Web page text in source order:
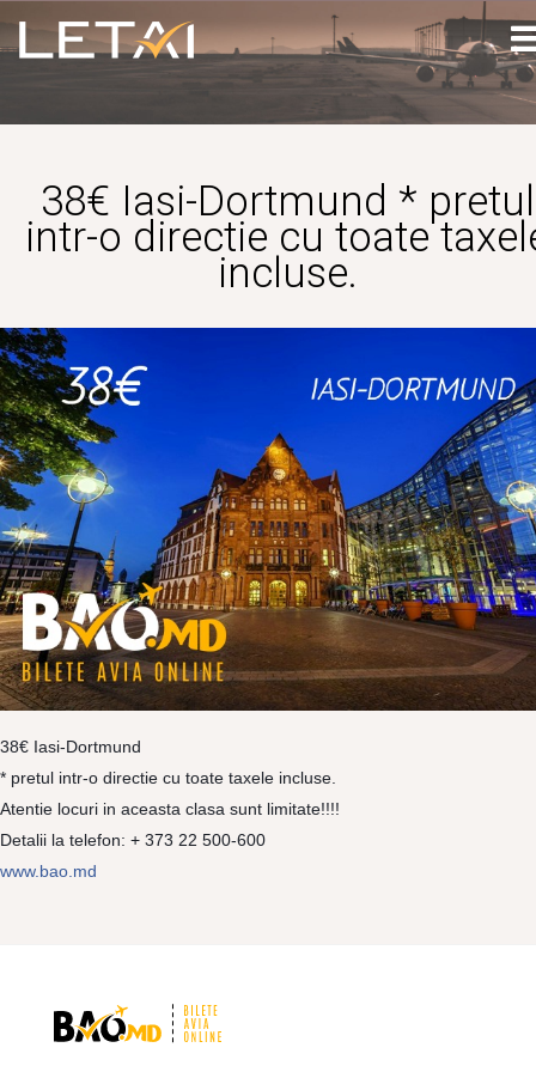
38€ Iasi-Dortmund * pretul
intr-o directie cu toate
incluse.
38€ Iasi-Dortmund
* pretul intr-o directie cu toate taxele incluse.
Atentie locuri in aceasta clasa sunt limitate!!!!
Detalii la telefon: + 373 22 500-600
www.bao.md